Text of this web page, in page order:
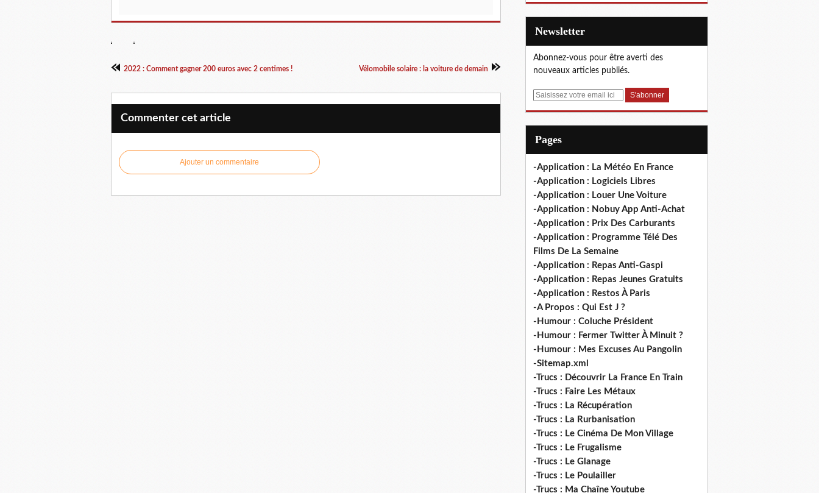
2022 : Comment gagner 200 euros avec 2 centimes ! Vélomobile solaire : la voiture de demain
Commenter cet article
Ajouter un commentaire
Newsletter
Abonnez-vous pour être averti des
nouveaux articles publiés.
E
Pages
-Application : La Météo En France
-Application : Logiciels Libres
-Application : Louer Une Voiture
-Application : Nobuy App Anti-Achat
-Application : Prix Des Carburants
-Application : Programme Télé Des
Films De La Semaine
-Application : Repas Anti-Gaspi
-Application : Repas Jeunes Gratuits
-Application : Restos À Paris
-A Propos : Qui Est J ?
-Humour : Coluche Président
-Humour : Fermer Twitter À Minuit ?
-Humour : Mes Excuses Au Pangolin
-Sitemap.xml
-Trucs : Découvrir La France En Train
-Trucs : Faire Les Métaux
-Trucs : La Récupération
-Trucs : La Rurbanisation
-Trucs : Le Cinéma De Mon Village
-Trucs : Le Frugalisme
-Trucs : Le Glanage
-Trucs : Le Poulailler
-Trucs : Ma Chaîne Youtube